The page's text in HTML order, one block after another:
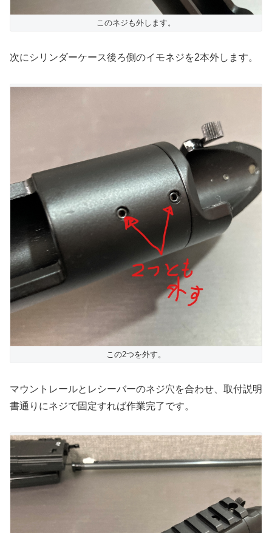
このネジも外します。
次にシリンダーケース後ろ側のイモネジを2本外します。
この2つを外す。
マウントレールとレシーバーのネジ穴を合わせ、取付説明
書通りにネジで固定すれば作業完了です。